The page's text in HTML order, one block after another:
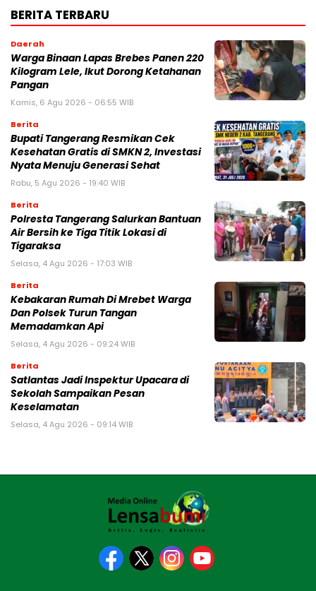
BERITA TERBARU
Daerah
Warga Binaan Lapas Brebes Panen 220
Kilogram Lele, Ikut Dorong Ketahanan
Pangan
Kamis, 6 Agu 2026 - 06:55 WIB
Berita
‎Bupati Tangerang Resmikan Cek
Kesehatan Gratis di SMKN 2, Investasi
Nyata Menuju Generasi Sehat
Rabu, 5 Agu 2026 - 19:40 WIB
Berita
Polresta Tangerang Salurkan Bantuan
Air Bersih ke Tiga Titik Lokasi di
Tigaraksa
Selasa, 4 Agu 2026 - 17:03 WIB
Berita
Kebakaran Rumah Di Mrebet Warga
Dan Polsek Turun Tangan
Memadamkan Api
Selasa, 4 Agu 2026 - 09:24 WIB
Berita
Satlantas Jadi Inspektur Upacara di
Sekolah Sampaikan Pesan
Keselamatan
Selasa, 4 Agu 2026 - 09:14 WIB